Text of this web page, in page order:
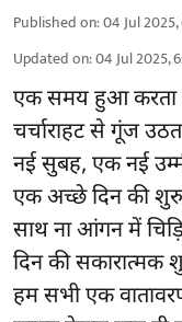
Published on:04 Jul
Updated on:04 Jul 2025,
एक समय हुआ करता
चर्चाराहट से गूंज
नई सुबह, एक नई
एक अच्छे दिन की
साथ ना आंगन में
दिन की सकारात्मक
हम सभी एक